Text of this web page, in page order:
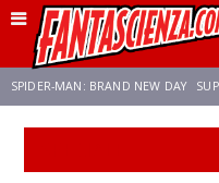
SPIDER-MAN: BRAND NEW DAY